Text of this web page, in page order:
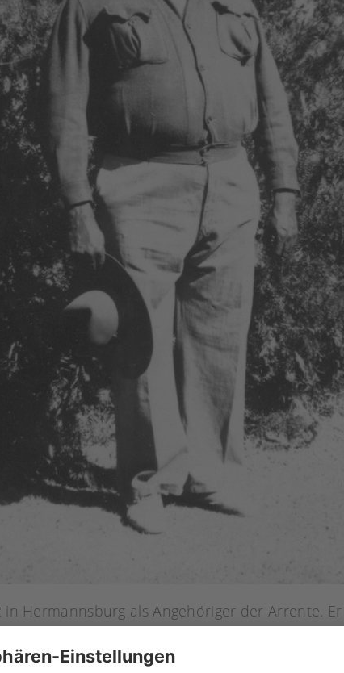
in Hermannsburg als Angehöriger der Arrente.
über Wasser zu halten, nahm er
der dem damals schon nicht mehr ganz so